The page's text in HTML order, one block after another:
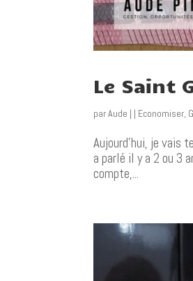
Le Saint
parAude | | Economiser,
Aujourd’hui, je vais
a parlé il y a 2 ou 3
compte,...